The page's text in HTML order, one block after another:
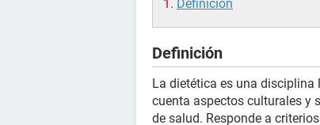
Definición
Definición
La dietética es una disciplina
cuenta aspectos culturales y
de salud. Responde a